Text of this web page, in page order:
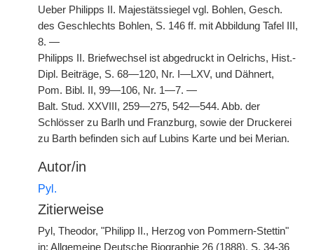
Ueber Philipps II. Majestätssiegel vgl. Bohlen, Gesch.
des Geschlechts Bohlen, S. 146 ff. mit Abbildung Tafel III,
8. —
Philipps II. Briefwechsel ist abgedruckt in Oelrichs, Hist.-
Dipl. Beiträge, S. 68—120, Nr. I—LXV, und Dähnert,
Pom. Bibl. II, 99—106, Nr. 1—7. —
Balt. Stud. XXVIII, 259—275, 542—544. Abb. der
Schlösser zu Barlh und Franzburg, sowie der Druckerei
zu Barth befinden sich auf Lubins Karte und bei Merian.
Autor/in
Pyl.
Zitierweise
Pyl, Theodor, "Philipp II., Herzog von Pommern-Stettin"
in: Allgemeine Deutsche Biographie 26 (1888), S. 34-36